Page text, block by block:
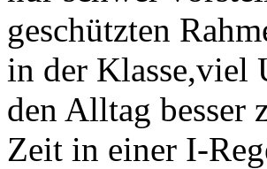
geschützten
in der Klasse,viel
den Alltag besser
Zeit in einer I-